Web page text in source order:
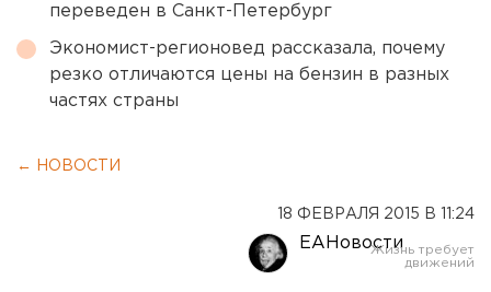
переведен в Санкт-Петербург
Экономист-регионовед рассказала, почему
резко отличаются цены на бензин в разных
частях страны
← НОВОСТИ
18 ФЕВРАЛЯ 2015 В 11:24
ЕАНовости